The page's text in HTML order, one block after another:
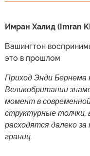
Имран Халид (Imran
Вашингтон
это в прошлом
Приход Энди
Великобритании
момент в
структурные толчки,
расходятся далеко
границ.